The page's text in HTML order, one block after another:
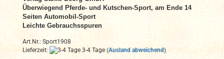
Überwiegend Pferde- und Kutschen-Sport, am Ende 14
Seiten Automobil-Sport
Leichte Gebrauchsspuren
Art.Nr.: Sport1908
Lieferzeit:
3-4 Tage (Ausland abweichend)